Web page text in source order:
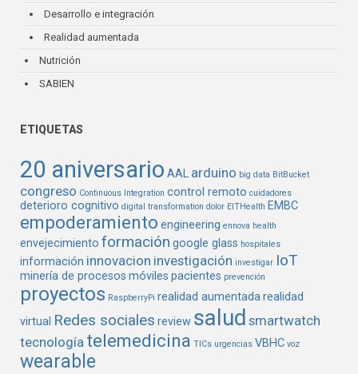
Desarrollo e integración
Realidad aumentada
Nutrición
SABIEN
ETIQUETAS
20 aniversario AAL arduino big data BitBucket
congreso Continuous Integration control remoto cuidadores
deterioro cognitivo digital transformation dolor EITHealth EMBC
empoderamiento engineering ennova health
envejecimiento formación google glass hospitales
información innovacion investigación investigar IoT
minería de procesos móviles pacientes prevención
proyectos RaspberryPi realidad aumentadarealidad
virtual Redes sociales review salud smartwatch
tecnología telemedicina TICs urgencias VBHC voz
wearable